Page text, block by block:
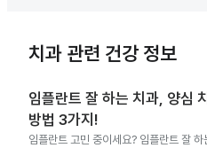
치과 관련 건강 정보
임플란트 잘 하는 치과, 양심
방법 3가지!
임플란트 고민 중이세요? 임플란트 잘 하